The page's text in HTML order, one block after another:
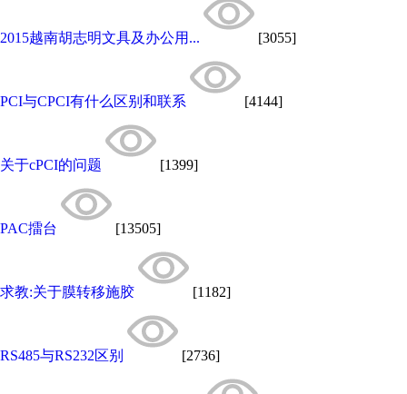
2015越南胡志明文具及办公用... [3055]
PCI与CPCI有什么区别和联系 [4144]
关于cPCI的问题 [1399]
PAC擂台 [13505]
求教:关于膜转移施胶 [1182]
RS485与RS232区别 [2736]